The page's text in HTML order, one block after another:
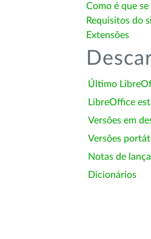
Como é que
Requisitos do
Extensões
Último
LibreOffice
Versões em
Versões
Notas de
Dicionários